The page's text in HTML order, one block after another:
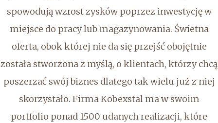
spowodują wzrost zysków poprzez inwestycję w
miejsce do pracy lub magazynowania. Świetna
oferta, obok której nie da się przejść obojętnie
została stworzona z myślą, o klientach, którzy chcą
poszerzać swój biznes dlatego tak wielu już z niej
skorzystało. Firma Kobexstal ma w swoim
portfolio ponad 1500 udanych realizacji, które